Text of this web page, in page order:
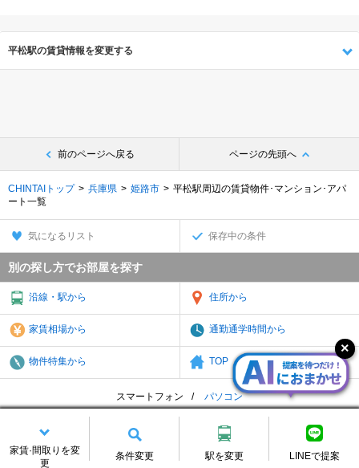
家賃·間取りを変
更
条件変更 駅を変更 LINEで提案
平松駅の賃貸情報を変更する
前のページへ戻る ページの先頭へ
CHINTAIトップ 兵庫県 姫路市
平松駅周辺の賃貸物件･マンション･アパ
ート一覧
気になるリスト 保存中の条件
別の探し方でお部屋を探す
沿線・駅から 住所から
家賃相場から 通勤通学時間から
物件特集から TOP
スマートフォン パソコン
地域一覧
サイトマップ